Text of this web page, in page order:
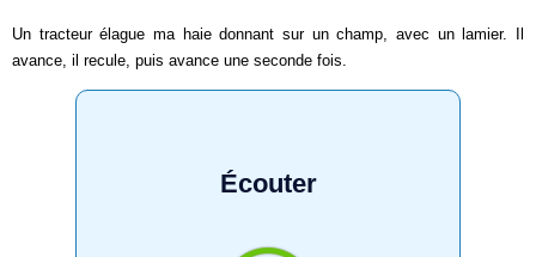
Un tracteur élague ma haie donnant sur un champ, avec un lamier. Il
avance, il recule, puis avance une seconde fois.
Écouter